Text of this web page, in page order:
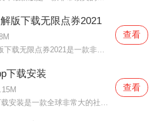
版下载无限点券2021
王者荣耀破解版下载无限点券2021是一款非常火热的手机游戏。在这款王者荣耀破解版下载无限点券2021中有着非常好用的辅助工具，在这里面你可以轻轻松松就获得点券的使用，而且还是可以无限使用的哦，完全没有受限制，只要你下载了这款王者荣耀破解版下载无限点券2021之后就可以
查看
下载安装
查看